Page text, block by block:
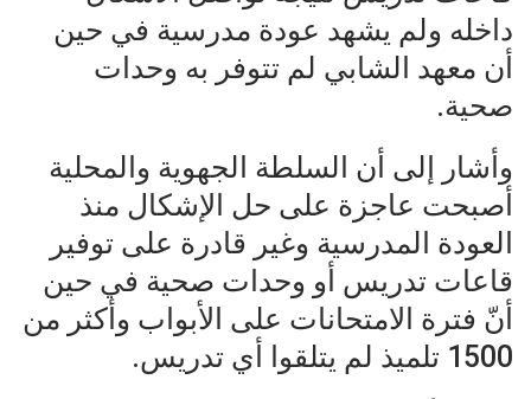
داخله ولم يشهد عودة مدرسية في حين
أن معهد الشابي لم تتوفر به وحدات
صحية.
وأشار إلى أن السلطة الجهوية والمحلية
أصبحت عاجزة على حل الإشكال منذ
العودة المدرسية وغير قادرة على توفير
قاعات تدريس أو وحدات صحية في حين
أنّ فترة الامتحانات على الأبواب وأكثر من
1500 تلميذ لم يتلقوا أي تدريس.